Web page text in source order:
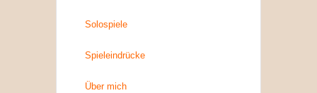
Solospiele
Spieleindrücke
Über mich